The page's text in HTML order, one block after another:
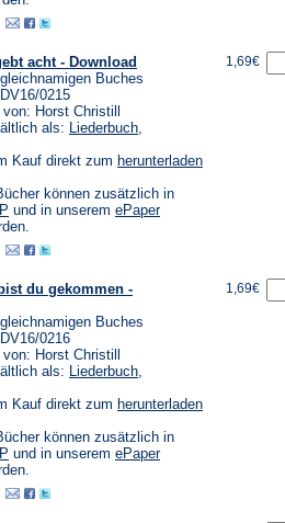
neuen
acht - Download
Buches
0215
Horst Christill
als: Liederbuch,
Kauf direkt zum herunterladen
können zusätzlich in
(Öffnet
in
neuen
und in unserem ePaper(Öffnet
1,69€
du gekommen -
Buches
0216
Horst Christill
als: Liederbuch,
Kauf direkt zum herunterladen
können zusätzlich in
(Öffnet
in
neuen
und in unserem ePaper(Öffnet
1,69€